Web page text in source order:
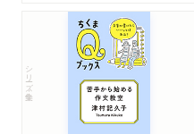
シリーズ・全集